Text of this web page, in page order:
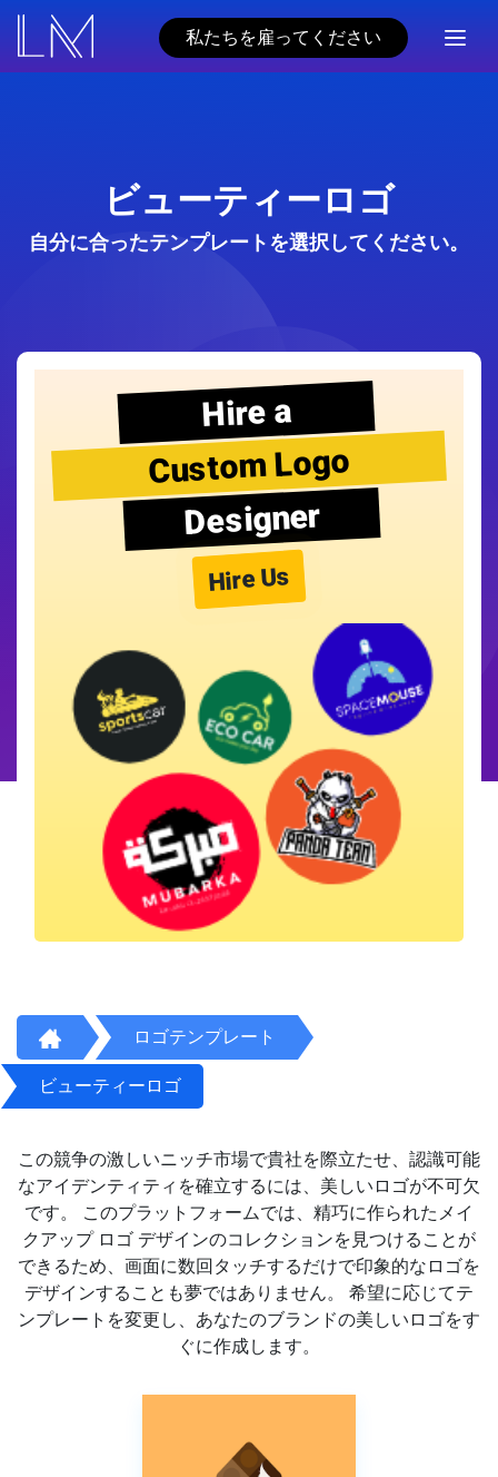
私たちを雇ってください
ビューティーロゴ
自分に合ったテンプレートを選択してください。
Hire a
Custom Logo
Designer
Hire Us
ロゴテンプレート
ビューティーロゴ
この競争の激しいニッチ市場で貴社を際立たせ、認識可能
なアイデンティティを確立するには、美しいロゴが不可欠
です。 このプラットフォームでは、精巧に作られたメイ
クアップ ロゴ デザインのコレクションを見つけることが
できるため、画面に数回タッチするだけで印象的なロゴを
デザインすることも夢ではありません。 希望に応じてテ
ンプレートを変更し、あなたのブランドの美しいロゴをす
ぐに作成します。